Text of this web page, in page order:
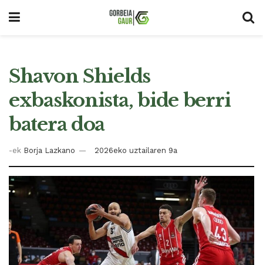
Shavon Shields
exbaskonista, bide berri
batera doa
-ek Borja Lazkano 2026eko uztailaren 9a